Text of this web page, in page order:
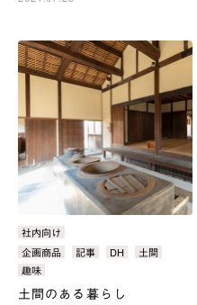
カ
テ
ゴ
リ：
社内向け
タ
グ：
企画商品 記事 DH
土間
趣味
土間のある暮らし